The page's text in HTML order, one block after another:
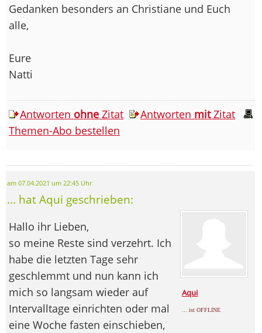
Gedanken besonders an Christiane und Euch
alle,
Eure
Natti
Antworten ohne Zitat Antworten mitZitat
Themen-Abo bestellen
am 07.04.2021 um 22:45 Uhr
... hat Aqui geschrieben:
Aqui
... ist OFFLINE
Hallo ihr Lieben,
so meine Reste sind verzehrt. Ich
habe die letzten Tage sehr
geschlemmt und nun kann ich
mich so langsam wieder auf
Intervalltage einrichten oder mal
eine Woche fasten einschieben,